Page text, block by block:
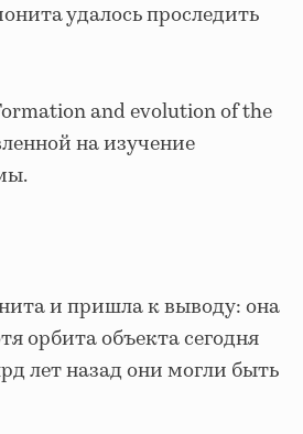
удалось проследить
and evolution of the
на изучение
и пришла к выводу: она
орбита объекта сегодня
лет назад они могли быть